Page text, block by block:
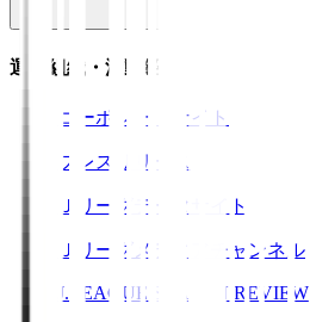
運営組織・活動紹介
コーポレートサイト
プレスリリース
Ｊリーグデータサイト
Ｊリーグメディアチャンネル
J.LEAGUE SEASON REVIEW